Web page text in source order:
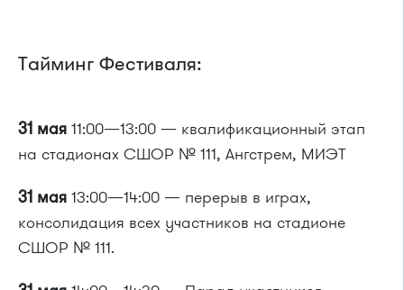
Тайминг Фестиваля:
31 мая 11:00—13:00 — квалификационный этап
на стадионах СШОР № 111, Ангстрем, МИЭТ
31 мая 13:00—14:00 — перерыв в играх,
консолидация всех участников на стадионе
СШОР № 111.